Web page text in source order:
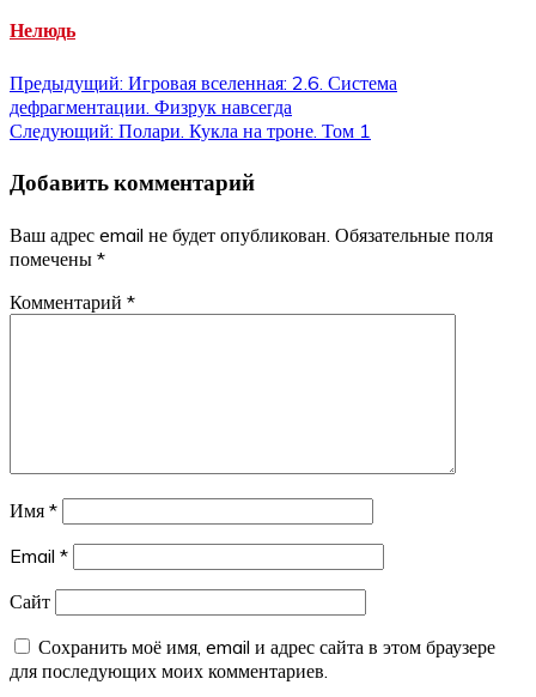
Нелюдь
Навигация
по
записям
Предыдущий: Игровая вселенная: 2.6. Система
дефрагментации. Физрук навсегда
Следующий: Полари. Кукла на троне. Том 1
Добавить комментарий
Ваш адрес email не будет опубликован. Обязательные поля
помечены *
Комментарий *
Имя *
Email *
Сайт
Сохранить моё имя, email и адрес сайта в этом браузере
для последующих моих комментариев.